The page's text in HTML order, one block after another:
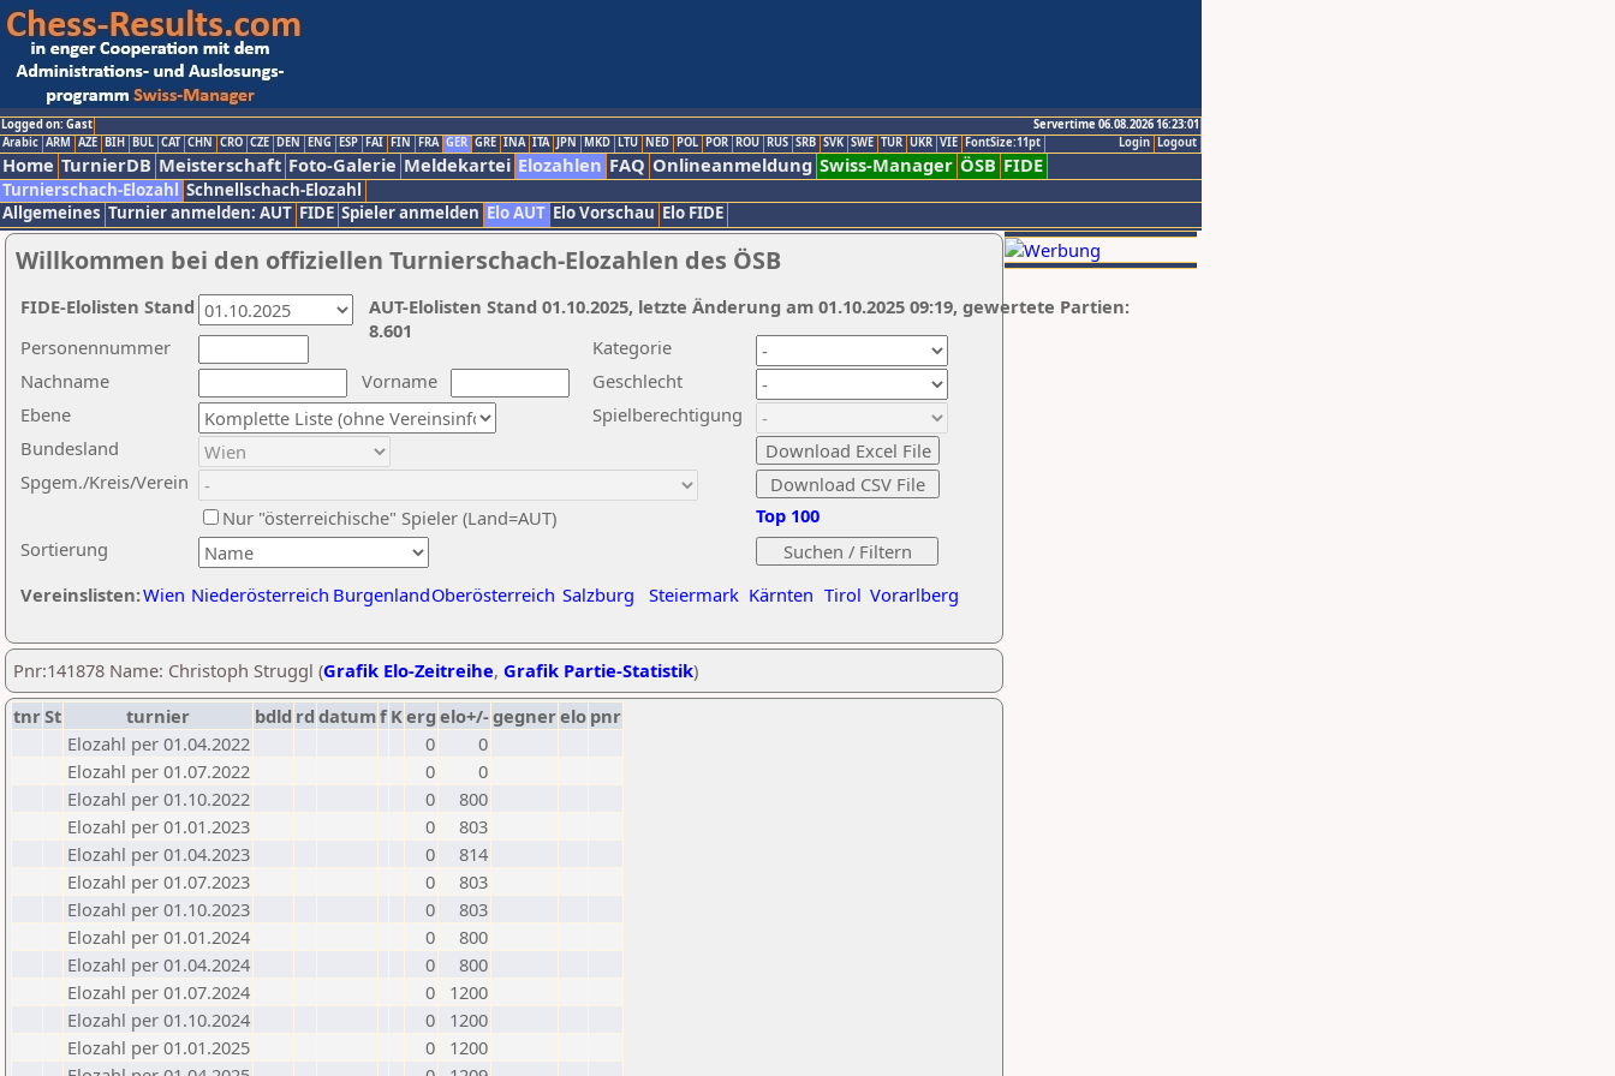
Logged on: Gast
Servertime 06.08.2026 16:23:01
Logout
Login
Arabic ARM AZE BIH BUL CAT CHN CRO CZE DEN ENG ESP FAI FIN FRA GER GRE INA ITA JPN MKD LTU NED POL POR ROU RUS SRB SVK SWE TUR UKR VIE FontSize:11pt
Home TurnierDB Meisterschaft Foto-Galerie Meldekartei Elozahlen FAQ Onlineanmeldung Swiss-Manager ÖSB FIDE
Turnierschach-Elozahl Schnellschach-Elozahl
Allgemeines Turnier anmelden: AUT FIDE Spieler anmelden Elo AUT Elo Vorschau Elo FIDE
Willkommen bei den offiziellen Turnierschach-Elozahlen des ÖSB
Nachname
Vorname
Ebene
Kategorie
Sortierung
Personennummer
Bundesland
Spgem./Kreis/Verein
Geschlecht
Nur "österreichische" Spieler (Land=AUT)
Spielberechtigung
Vereinslisten:Wien Niederösterreich BurgenlandOberösterreich Salzburg Steiermark Kärnten Tirol Vorarlberg
Top 100
AUT-Elolisten Stand 01.10.2025, letzte Änderung am 01.10.2025 09:19, gewertete Partien:
8.601
FIDE-Elolisten Stand
Pnr:141878 Name: Christoph Struggl (Grafik Elo-Zeitreihe, Grafik Partie-Statistik)
tnrSt turnier bdld rd datumf Kerg elo+/-gegnerelo pnr
Elozahl per 01.04.2022
0
0
Elozahl per 01.07.2022
0
0
Elozahl per 01.10.2022
0
800
Elozahl per 01.01.2023
0
803
Elozahl per 01.04.2023
0
814
Elozahl per 01.07.2023
0
803
Elozahl per 01.10.2023
0
803
Elozahl per 01.01.2024
0
800
Elozahl per 01.04.2024
0
800
Elozahl per 01.07.2024
0
1200
Elozahl per 01.10.2024
0
1200
Elozahl per 01.01.2025
0
1200